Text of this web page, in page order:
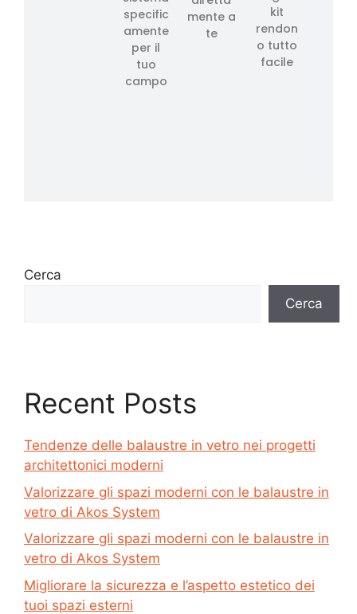
specific
amente
per il
tuo
campo
mente a
te
kit
rendon
o tutto
facile
Cerca
Cerca
Recent Posts
Tendenze delle balaustre in vetro nei progetti
architettonici moderni
Valorizzare gli spazi moderni con le balaustre in
vetro di Akos System
Valorizzare gli spazi moderni con le balaustre in
vetro di Akos System
Migliorare la sicurezza e l’aspetto estetico dei
tuoi spazi esterni